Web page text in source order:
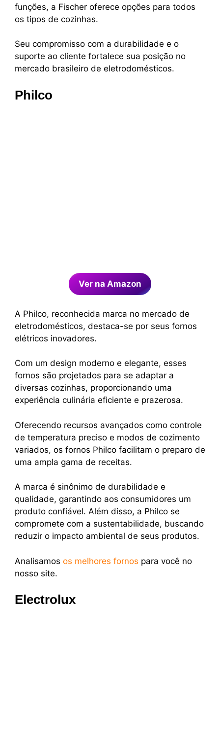
funções, a Fischer oferece opções para todos
os tipos de cozinhas.
Seu compromisso com a durabilidade e o
suporte ao cliente fortalece sua posição no
mercado brasileiro de eletrodomésticos.
Philco
Ver na Amazon
A Philco, reconhecida marca no mercado de
eletrodomésticos, destaca-se por seus fornos
elétricos inovadores.
Com um design moderno e elegante, esses
fornos são projetados para se adaptar a
diversas cozinhas, proporcionando uma
experiência culinária eficiente e prazerosa.
Oferecendo recursos avançados como controle
de temperatura preciso e modos de cozimento
variados, os fornos Philco facilitam o preparo de
uma ampla gama de receitas.
A marca é sinônimo de durabilidade e
qualidade, garantindo aos consumidores um
produto confiável. Além disso, a Philco se
compromete com a sustentabilidade, buscando
reduzir o impacto ambiental de seus produtos.
Analisamos os melhores fornos para você no
nosso site.
Electrolux